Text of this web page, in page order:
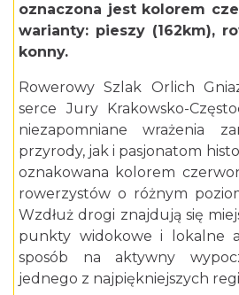
oznaczona jest kolorem
warianty: pieszy (162km),
konny.
Rowerowy Szlak Orlich
serce Jury Krakowsko-
niezapomniane wrażenia
przyrody, jak i pasjonatom
oznakowana kolorem
rowerzystów o różnym
Wzdłuż drogi znajdują się
punkty widokowe i lokalne
sposób na aktywny
jednego z najpiękniejszych